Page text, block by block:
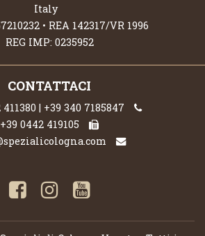
Italy
• REA 142317/VR 1996
REG IMP: 0235952
CONTATTACI
| +39 340 7185847
+39 0442 419105